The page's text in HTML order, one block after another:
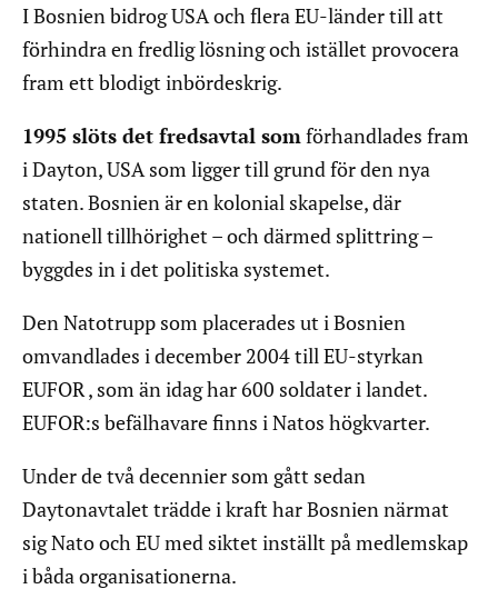
I Bosnien bidrog USA och flera EU-länder till att
förhindra en fredlig lösning och istället provocera
fram ett blodigt inbördeskrig.
1995 slöts det fredsavtal somförhandlades fram
i Dayton, USA som ligger till grund för den nya
staten. Bosnien är en kolonial skapelse, där
nationell tillhörighet – och därmed splittring –
byggdes in i det politiska systemet.
Den Natotrupp som placerades ut i Bosnien
omvandlades i december 2004 till EU-styrkan
EUFOR , som än idag har 600 soldater i landet.
EUFOR:s befälhavare finns i Natos högkvarter.
Under de två decennier som gått sedan
Daytonavtalet trädde i kraft har Bosnien närmat
sig Nato och EU med siktet inställt på medlemskap
i båda organisationerna.